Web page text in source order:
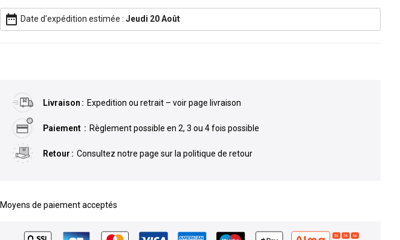
date_range Date d'expédition estimée : Jeudi 20 Août
Livraison Expedition ou retrait – voir page livraison
Paiement Règlement possible en 2, 3 ou 4 fois possible
Retour Consultez notre page sur la politique de retour
Moyens de paiement acceptés